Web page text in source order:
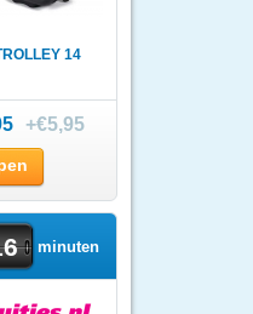
14
+€5,95
minuten